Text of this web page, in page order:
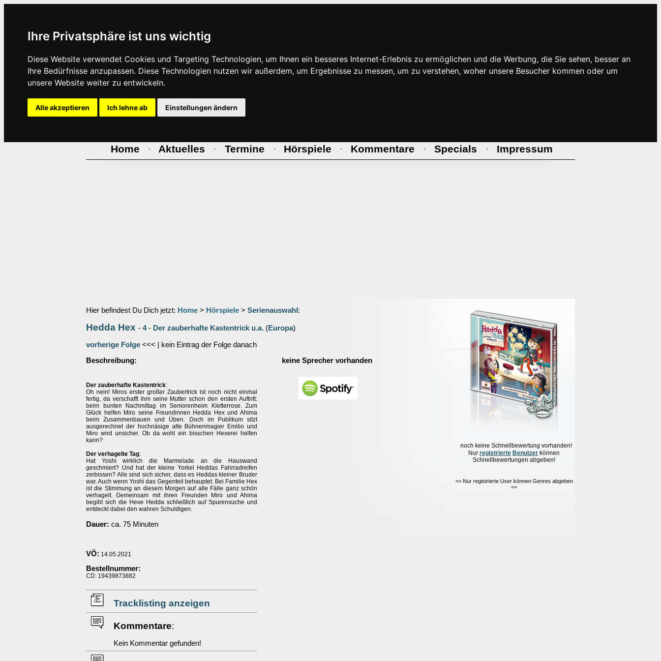
Ihre Privatsphäre ist uns wichtig
Diese Website verwendet Cookies und Targeting Technologien, um Ihnen ein besseres Internet-Erlebnis zu ermöglichen und die Werbung, die Sie sehen, besser an
Ihre Bedürfnisse anzupassen. Diese Technologien nutzen wir außerdem, um Ergebnisse zu messen, um zu verstehen, woher unsere Besucher kommen oder um
unsere Website weiter zu entwickeln.
Alle akzeptieren Ich lehne ab Einstellungen ändern
Home · Aktuelles · Termine · Hörspiele · Kommentare · Specials · Impressum
Hier befindest Du Dich jetzt: Home > Hörspiele > Serienauswahl :
Hedda Hex - 4- Der zauberhafte Kastentrick u.a. (Europa)
vorherige Folge <<< | kein Eintrag der Folge danach
noch keine Schnellbewertung vorhanden!
Nur registrierte Benutzer können
Schnellbewertungen abgeben!
=> Nur registrierte User können Genres abgeben
<=
Beschreibung:
Der zauberhafte Kastentrick:
Oh nein! Miros erster großer Zaubertrick ist noch nicht einmal
fertig, da verschafft ihm seine Mutter schon den ersten Auftritt:
beim bunten Nachmittag im Seniorenheim Kletterrose. Zum
Glück helfen Miro seine Freundinnen Hedda Hex und Ahima
beim Zusammenbauen und Üben. Doch im Publikum sitzt
ausgerechnet der hochnäsige alte Bühnenmagier Emilio und
Miro wird unsicher. Ob da wohl ein bisschen Hexerei helfen
kann?
Der verhagelte Tag:
Hat Yoshi wirklich die Marmelade an die Hauswand
geschmiert? Und hat der kleine Yorkel Heddas Fahrradreifen
zerbissen? Alle sind sich sicher, dass es Heddas kleiner Bruder
war. Auch wenn Yoshi das Gegenteil behauptet. Bei Familie Hex
ist die Stimmung an diesem Morgen auf alle Fälle ganz schön
verhagelt. Gemeinsam mit ihren Freunden Miro und Ahima
begibt sich die Hexe Hedda schließlich auf Spurensuche und
entdeckt dabei den wahren Schuldigen.
Dauer: ca. 75 Minuten
VÖ: 14.05.2021
Bestellnummer:
CD: 19439873882
Tracklisting anzeigen
Kommentare:
Kein Kommentar gefunden!
keine Sprecher vorhanden